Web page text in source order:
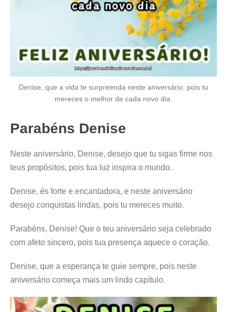
Denise, que a vida te surpreenda neste aniversário, pois tu
mereces o melhor de cada novo dia.
Parabéns Denise
Neste aniversário, Denise, desejo que tu sigas firme nos
teus propósitos, pois tua luz inspira o mundo.
Denise, és forte e encantadora, e neste aniversário
desejo conquistas lindas, pois tu mereces muito.
Parabéns, Denise! Que o teu aniversário seja celebrado
com afeto sincero, pois tua presença aquece o coração.
Denise, que a esperança te guie sempre, pois neste
aniversário começa mais um lindo capítulo.